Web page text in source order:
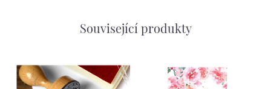
Související produkty